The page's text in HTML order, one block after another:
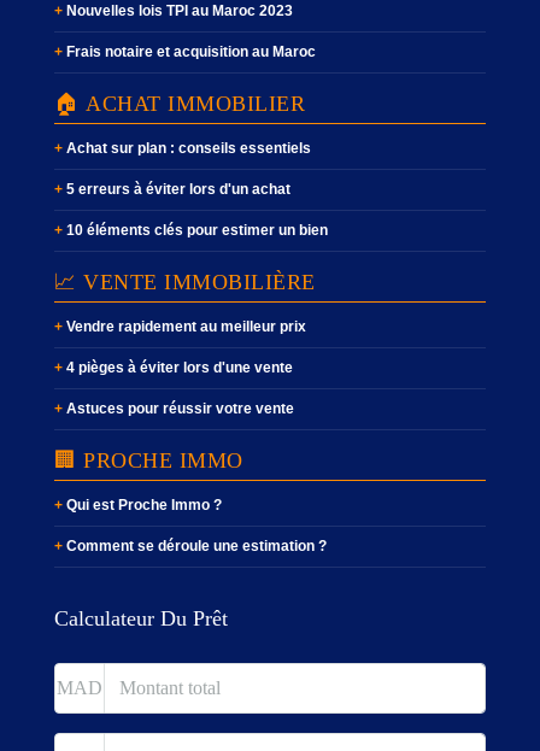
Nouvelles lois TPI au Maroc 2023
Frais notaire et acquisition au Maroc
🏠 ACHAT IMMOBILIER
Achat sur plan : conseils essentiels
5 erreurs à éviter lors d'un achat
10 éléments clés pour estimer un bien
📈 VENTE IMMOBILIÈRE
Vendre rapidement au meilleur prix
4 pièges à éviter lors d'une vente
Astuces pour réussir votre vente
🏢 PROCHE IMMO
Qui est Proche Immo ?
Comment se déroule une estimation ?
Calculateur Du Prêt
MAD